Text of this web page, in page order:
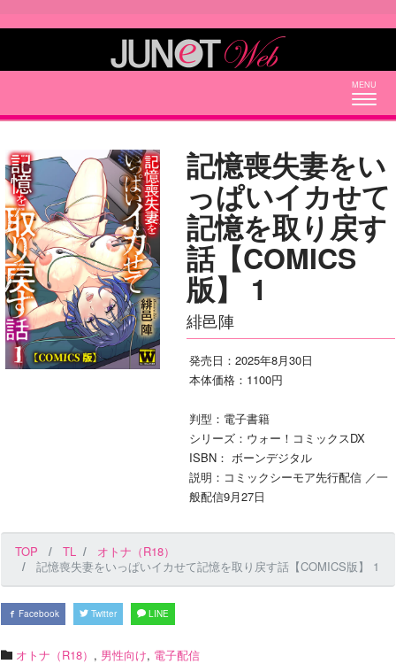
記憶喪失妻をい
っぱいイカせて
記憶を取り戻す
話【COMICS
版】 1
緋邑陣
発売日：2025年8月30日
本体価格：1100円
判型：電子書籍
シリーズ：ウォー！コミックスDX
ISBN： ボーンデジタル
説明：コミックシーモア先行配信 ／一
般配信9月27日
TOP TL
オトナ（R18）
記憶喪失妻をいっぱいイカせて記憶を取り戻す話【COMICS版】 1
Facebook Twitter LINE
オトナ（R18） , 男性向け, 電子配信